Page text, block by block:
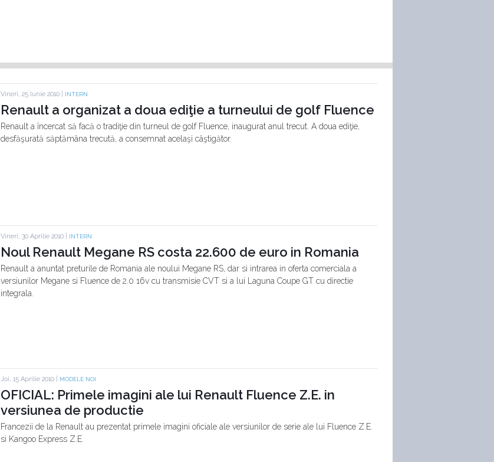
Vineri, 25 Iunie 2010 | INTERN
Renault a organizat a doua ediţie a turneului de golf Fluence
Renault a încercat să facă o tradiţie din turneul de golf Fluence, inaugurat anul trecut. A doua ediţie,
desfăşurată săptămâna trecută, a consemnat acelaşi câştigător.
Vineri, 30 Aprilie 2010 | INTERN
Noul Renault Megane RS costa 22.600 de euro in Romania
Renault a anuntat preturile de Romania ale noului Megane RS, dar si intrarea in oferta comerciala a
versiunilor Megane si Fluence de 2.0 16v cu transmisie CVT si a lui Laguna Coupe GT cu directie
integrala.
Joi, 15 Aprilie 2010 | MODELE NOI
OFICIAL: Primele imagini ale lui Renault Fluence Z.E. in
versiunea de productie
Francezii de la Renault au prezentat primele imagini oficiale ale versiunilor de serie ale lui Fluence Z.E.
si Kangoo Express Z.E.